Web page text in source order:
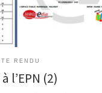
et visait à sensibiliser les
RENDU
l’EPN (2)